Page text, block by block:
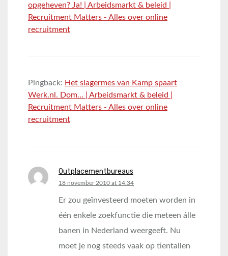
opgeheven? Ja! | Arbeidsmarkt & beleid |
Recruitment Matters - Alles over online
recruitment
Pingback: Het slagermes van Kamp spaart
Werk.nl. Dom… | Arbeidsmarkt & beleid |
Recruitment Matters - Alles over online
recruitment
Outplacementbureaus
says:
18 november 2010 at 14:34
Er zou geïnvesteerd moeten worden in
één enkele zoekfunctie die meteen álle
banen in Nederland weergeeft. Nu
moet je nog steeds vaak op tientallen